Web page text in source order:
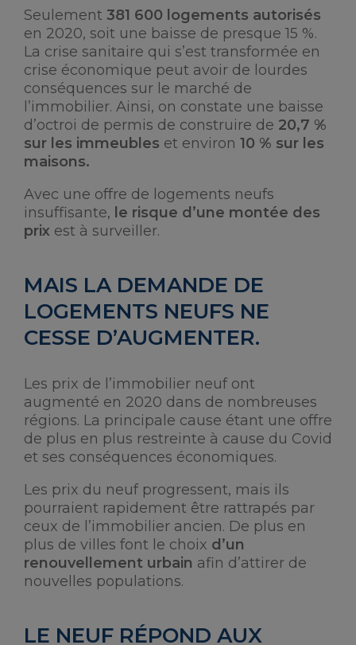
Seulement 381 600 logements autorisés
en 2020, soit une baisse de presque 15 %.
La crise sanitaire qui s’est transformée en
crise économique peut avoir de lourdes
conséquences sur le marché de
l’immobilier. Ainsi, on constate une baisse
d’octroi de permis de construire de 20,7 %
sur les immeubles et environ 10 % sur les
maisons.
Avec une offre de logements neufs
insuffisante, le risque d’une montée des
prix est à surveiller.
MAIS LA DEMANDE DE
LOGEMENTS NEUFS NE
CESSE D’AUGMENTER.
Les prix de l’immobilier neuf ont
augmenté en 2020 dans de nombreuses
régions. La principale cause étant une offre
de plus en plus restreinte à cause du Covid
et ses conséquences économiques.
Les prix du neuf progressent, mais ils
pourraient rapidement être rattrapés par
ceux de l’immobilier ancien. De plus en
plus de villes font le choix d’un
renouvellement urbain afin d’attirer de
nouvelles populations.
LE NEUF RÉPOND AUX